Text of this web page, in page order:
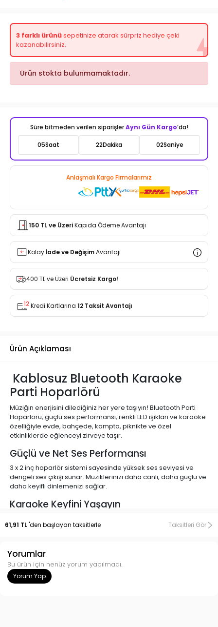
3 farklı ürünüsepetinize atarak sürpriz hediye çeki
kazanabilirsiniz.
Ürün stokta bulunmamaktadır.
Süre bitmeden verilen siparişlerAynı Gün Kargo’da!
05Saat 22Dakika 00Saniye
Anlaşmalı Kargo Firmalarımız
150 TL ve ÜzeriKapıda Ödeme Avantajı
Kolayİade ve DeğişimAvantajı
400 TL ve Üzeri Ücretsiz Kargo!
Kredi Kartlarına 12 Taksit Avantajı
Ürün Açıklaması
Kablosuz Bluetooth Karaoke
Parti Hoparlörü
Müziğin enerjisini dilediğiniz her yere taşıyın! Bluetooth Parti
Hoparlörü, güçlü ses performansı, renkli LED ışıkları ve karaoke
özelliğiyle evde, bahçede, kampta, piknikte ve özel
etkinliklerde eğlenceyi zirveye taşır.
Güçlü ve Net Ses Performansı
3 x 2 inç hoparlör sistemi sayesinde yüksek ses seviyesi ve
dengeli ses çıkışı sunar. Müziklerinizi daha canlı, daha güçlü ve
daha keyifli dinlemenizi sağlar.
Karaoke Keyfini Yaşayın
yapabilir, arkadaşlarınız ve ailenizle eğlenceli anlar
Bluetooth ile Kablosuz Özgürlük
Telefon, tablet ve Bluetooth destekli diğer cihazlarla saniyeler
61,91 TL'den başlayan taksitlerle Taksitleri Gör
Yorumlar
Bu ürün için henüz yorum yapılmadı.
Yorum Yap